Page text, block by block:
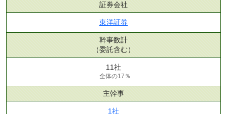
証券会社
東洋証券
幹事数計
（委託含む）
11社
全体の17％
主幹事
1社